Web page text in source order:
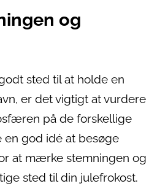
og
sted til at holde en
er det vigtigt at vurdere
på de forskellige
god idé at besøge
at mærke stemningen og
sted til din julefrokost.